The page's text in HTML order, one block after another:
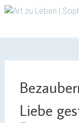
Liebe